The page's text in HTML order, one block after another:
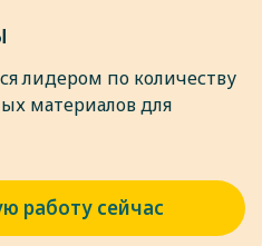
обработке тяжелых нефтей
№. 2. – С. 118-125.
реологических свойств
битуминозной нефти в
минералов //Химия и
2018. – №. 1. – С. 79-82.
после покупки
лидером по количеству
материалов для
работу сейчас